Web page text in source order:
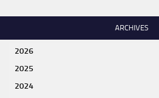
ARCHIVES
2026
2025
2024